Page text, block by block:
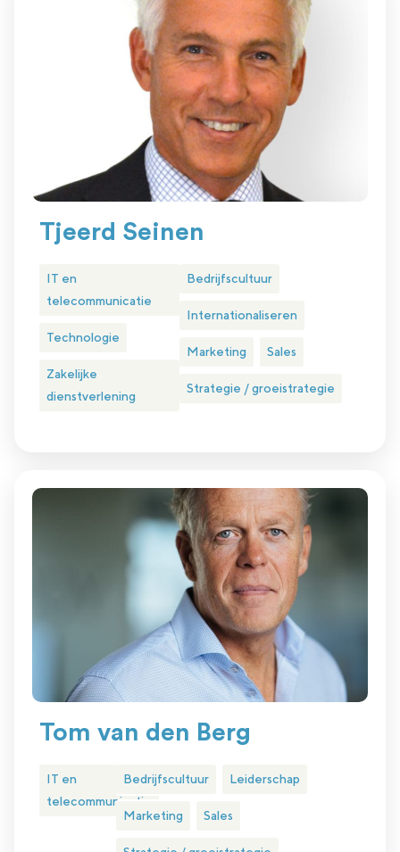
Tjeerd Seinen
IT en
telecommunicatie
Technologie
Zakelijke
dienstverlening
Bedrijfscultuur
Internationaliseren
Marketing Sales
Strategie / groeistrategie
Tom van den Berg
IT en
telecommunicatie
Bedrijfscultuur Leiderschap
Marketing Sales